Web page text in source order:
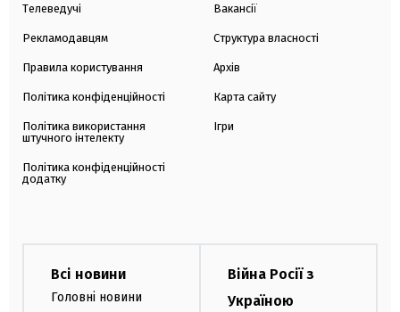
Телеведучі
Рекламодавцям
Правила користування
Політика конфіденційності
Політика використання
штучного інтелекту
Політика конфіденційності
додатку
Вакансії
Структура власності
Архів
Карта сайту
Ігри
Всі новини
Головні новини
Війна Росії з
Україною